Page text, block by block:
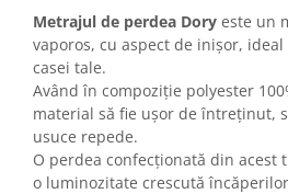
Metrajul de perdea Dory este un
vaporos, cu aspect de inișor,
casei tale.
Având în compoziție polyester
material să fie ușor de întreținut,
usuce repede.
O perdea confecționată din acest
o luminozitate crescută